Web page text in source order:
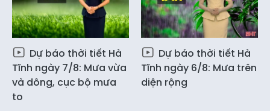
Dự báo thời tiết Hà
Tĩnh ngày 7/8: Mưa vừa
và dông, cục bộ mưa
to
Dự báo thời tiết Hà
Tĩnh ngày 6/8: Mưa trên
diện rộng